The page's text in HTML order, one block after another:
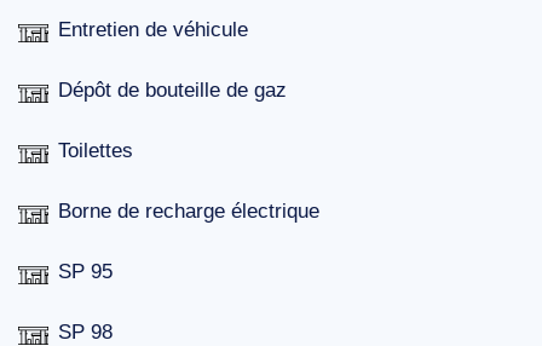
Entretien de véhicule
Dépôt de bouteille de gaz
Toilettes
Borne de recharge électrique
SP 95
SP 98